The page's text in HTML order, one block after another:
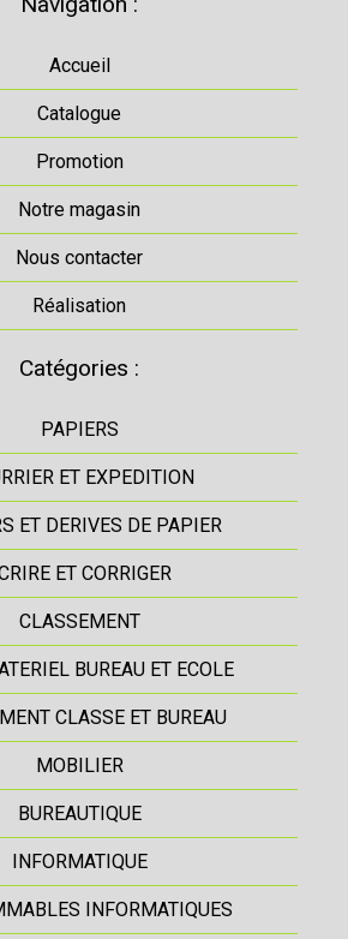
Accueil
Catalogue
Promotion
Notre magasin
Nous contacter
Réalisation
Catégories :
PAPIERS
ET EXPEDITION
ET DERIVES DE PAPIER
ET CORRIGER
CLASSEMENT
BUREAU ET ECOLE
CLASSE ET BUREAU
MOBILIER
BUREAUTIQUE
INFORMATIQUE
INFORMATIQUES